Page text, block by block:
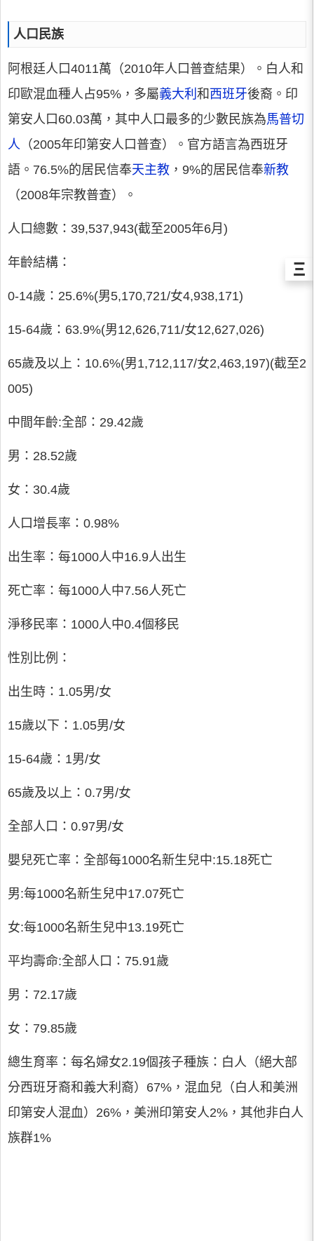
人口民族
阿根廷人口4011萬（2010年人口普查結果）。白人和
印歐混血種人占95%，多屬義大利 和 西班牙後裔。印
第安人口60.03萬，其中人口最多的少數民族為馬普切
人 （2005年印第安人口普查）。官方語言為西班牙
語。76.5%的居民信奉天主教 ，9%的居民信奉新教
（2008年宗教普查）。
人口總數：39,537,943(截至2005年6月)
年齡結構：
0-14歲：25.6%(男5,170,721/女4,938,171)
15-64歲：63.9%(男12,626,711/女12,627,026)
65歲及以上：10.6%(男1,712,117/女2,463,197)(截至2
005)
中間年齡:全部：29.42歲
男：28.52歲
女：30.4歲
人口增長率：0.98%
出生率：每1000人中16.9人出生
死亡率：每1000人中7.56人死亡
淨移民率：1000人中0.4個移民
性別比例：
出生時：1.05男/女
15歲以下：1.05男/女
15-64歲：1男/女
65歲及以上：0.7男/女
全部人口：0.97男/女
嬰兒死亡率：全部每1000名新生兒中:15.18死亡
男:每1000名新生兒中17.07死亡
女:每1000名新生兒中13.19死亡
平均壽命:全部人口：75.91歲
男：72.17歲
女：79.85歲
總生育率：每名婦女2.19個孩子種族：白人（絕大部
分西班牙裔和義大利裔）67%，混血兒（白人和美洲
印第安人混血）26%，美洲印第安人2%，其他非白人
族群1%
Ξ